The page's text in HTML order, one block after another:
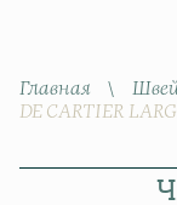
Главная \
DE CARTIER